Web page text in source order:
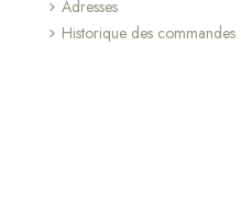
Adresses
Historique des commandes